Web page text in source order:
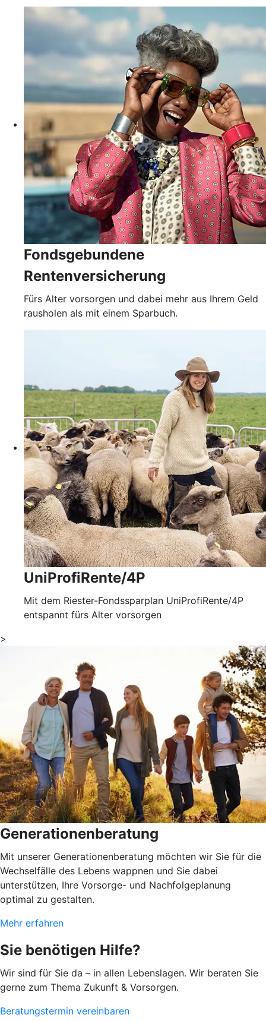
Fondsgebundene
Rentenversicherung
Fürs Alter vorsorgen und dabei mehr aus Ihrem Geld
rausholen als mit einem Sparbuch.
UniProfiRente/4P
Mit dem Riester-Fondssparplan UniProfiRente/4P
entspannt fürs Alter vorsorgen
>
Generationenberatung
Mit unserer Generationenberatung möchten wir Sie für die
Wechselfälle des Lebens wappnen und Sie dabei
unterstützen, Ihre Vorsorge- und Nachfolgeplanung
optimal zu gestalten.
Mehr erfahren
Sie benötigen Hilfe?
Wir sind für Sie da – in allen Lebenslagen. Wir beraten Sie
gerne zum Thema Zukunft & Vorsorgen.
Beratungstermin vereinbaren